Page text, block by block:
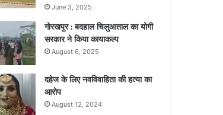
June 3, 2025
गोरखपुर : बदहाल चिलुआताल का योगी
सरकार ने किया कायाकल्प
August 6, 2025
दहेज के लिए नवविवाहिता की हत्या का
आरोप
August 12, 2024